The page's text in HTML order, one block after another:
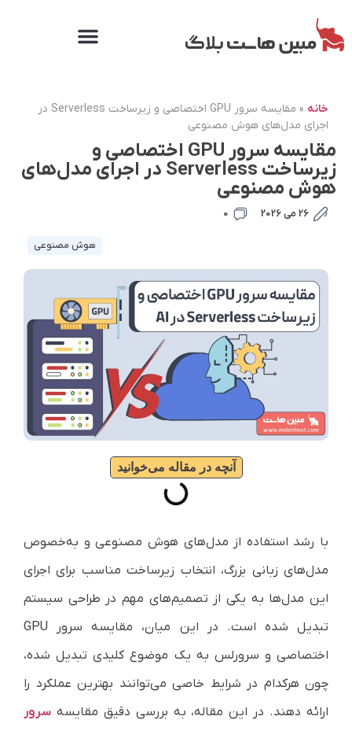
خانه »
مقایسه سرور GPU اختصاصی و زیرساخت Serverless در
اجرای مدل‌های هوش مصنوعی
مقایسه سرور GPU اختصاصی و
زیرساخت Serverless در اجرای مدل‌های
هوش مصنوعی
26 می 2026 0
هوش مصنوعی
آنچه در مقاله می‌خوانید
با رشد استفاده از مدل‌های هوش مصنوعی و به‌خصوص
مدل‌های زبانی بزرگ، انتخاب زیرساخت مناسب برای اجرای
این مدل‌ها به یکی از تصمیم‌های مهم در طراحی سیستم
تبدیل شده است. در این میان، مقایسه سرور GPU
اختصاصی و سرورلس به یک موضوع کلیدی تبدیل شده،
چون هرکدام در شرایط خاصی می‌توانند بهترین عملکرد را
ارائه دهند. در این مقاله، به بررسی دقیق مقایسه سرور